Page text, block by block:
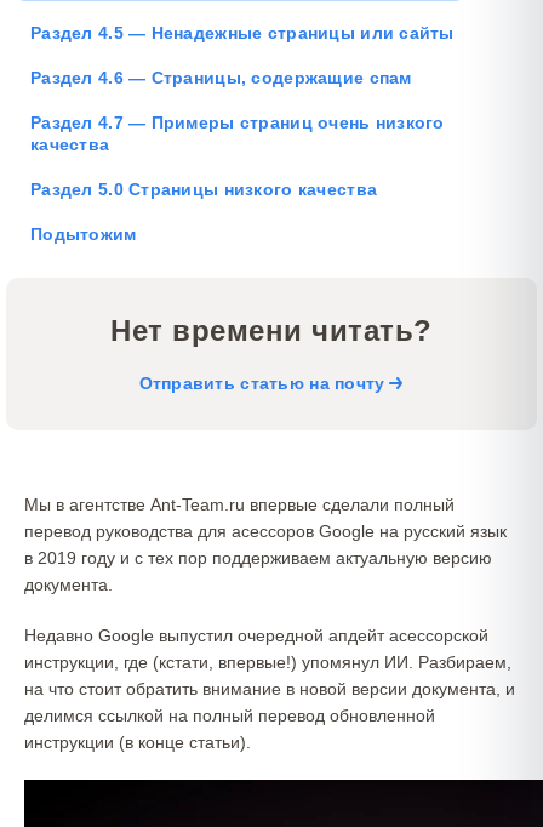
Раздел 4.5 — Ненадежные страницы или сайты
Раздел 4.6 — Страницы, содержащие спам
Раздел 4.7 — Примеры страниц очень низкого
качества
Раздел 5.0 Страницы низкого качества
Подытожим
Нет времени читать?
Отправить статью на почту
Мы в агентстве Ant-Team.ru впервые сделали полный
перевод руководства для асессоров Google на русский язык
в 2019 году и с тех пор поддерживаем актуальную версию
документа.
Недавно Google выпустил очередной апдейт асессорской
инструкции, где (кстати, впервые!) упомянул ИИ. Разбираем,
на что стоит обратить внимание в новой версии документа, и
делимся ссылкой на полный перевод обновленной
инструкции (в конце статьи).